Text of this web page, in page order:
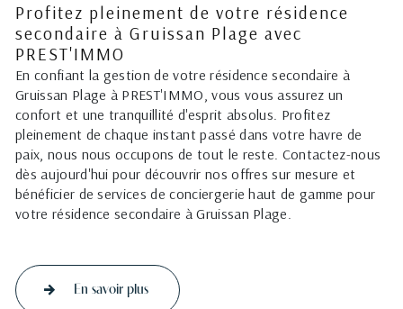
Profitez pleinement de votre résidence
secondaire à Gruissan Plage avec
PREST'IMMO
En confiant la gestion de votre résidence secondaire à
Gruissan Plage à PREST'IMMO, vous vous assurez un
confort et une tranquillité d'esprit absolus. Profitez
pleinement de chaque instant passé dans votre havre de
paix, nous nous occupons de tout le reste. Contactez-nous
dès aujourd'hui pour découvrir nos offres sur mesure et
bénéficier de services de conciergerie haut de gamme pour
votre résidence secondaire à Gruissan Plage.
En savoir plus